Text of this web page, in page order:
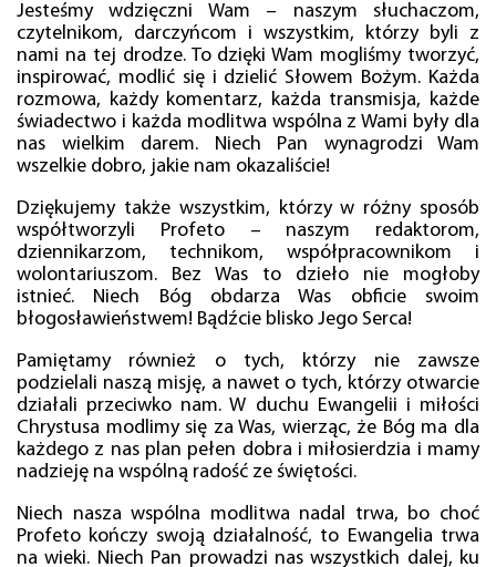
Jesteśmy wdzięczni Wam – naszym słuchaczom,
czytelnikom, darczyńcom i wszystkim, którzy byli z
nami na tej drodze. To dzięki Wam mogliśmy tworzyć,
inspirować, modlić się i dzielić Słowem Bożym. Każda
rozmowa, każdy komentarz, każda transmisja, każde
świadectwo i każda modlitwa wspólna z Wami były dla
nas wielkim darem. Niech Pan wynagrodzi Wam
wszelkie dobro, jakie nam okazaliście!
Dziękujemy także wszystkim, którzy w różny sposób
współtworzyli Profeto – naszym redaktorom,
dziennikarzom, technikom, współpracownikom i
wolontariuszom. Bez Was to dzieło nie mogłoby
istnieć. Niech Bóg obdarza Was obficie swoim
błogosławieństwem! Bądźcie blisko Jego Serca!
Pamiętamy również o tych, którzy nie zawsze
podzielali naszą misję, a nawet o tych, którzy otwarcie
działali przeciwko nam. W duchu Ewangelii i miłości
Chrystusa modlimy się za Was, wierząc, że Bóg ma dla
każdego z nas plan pełen dobra i miłosierdzia i mamy
nadzieję na wspólną radość ze świętości.
Niech nasza wspólna modlitwa nadal trwa, bo choć
Profeto kończy swoją działalność, to Ewangelia trwa
na wieki. Niech Pan prowadzi nas wszystkich dalej, ku